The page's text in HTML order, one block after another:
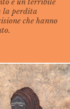
la perdita
che hanno